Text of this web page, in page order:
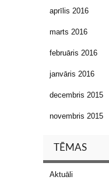
aprīlis 2016
marts 2016
februāris 2016
janvāris 2016
decembris 2015
novembris 2015
TĒMAS
Aktuāli